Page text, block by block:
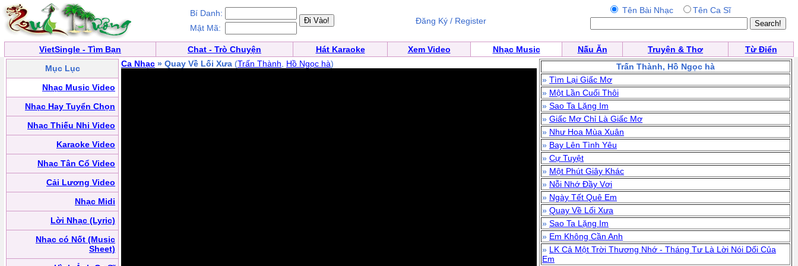
Bí Danh:
Mật Mã:
Đăng Ký / Register
Tên Bài Nhạc Tên Ca Sĩ
VietSingle - Tìm Bạn Chat - Trò Chuyện Hát Karaoke Xem Video Nhạc Music Nấu Ăn Truyện & Thơ
Từ Điển
Mục Lục
Nhạc Music Video
Nhạc Hay Tuyển Chọn
Nhạc Thiếu Nhi Video
Karaoke Video
Nhạc Tân Cổ Video
Cải Lương Video
Nhạc Midi
Lời Nhạc (Lyric)
Nhạc có Nốt (Music
Sheet)
Ca Nhạc » Quay Về Lối Xưa (Trấn Thành Hồ Ngọc hà)
Trấn Thành, Hồ Ngọc hà
» Tìm Lại Giấc Mơ
» Một Lần Cuối Thôi
» Sao Ta Lặng Im
» Giấc Mơ Chỉ Là Giấc Mơ
» Như Hoa Mùa Xuân
» Bay Lên Tình Yêu
» Cự Tuyệt
» Một Phút Giây Khác
» Nỗi Nhớ Đầy Vơi
» Ngày Tết Quê Em
» Quay Về Lối Xưa
» Sao Ta Lặng Im
» Em Không Cần Anh
» LK Cả Một Trời Thương Nhớ - Tháng Tư Là Lời Nói Dối Của
Em